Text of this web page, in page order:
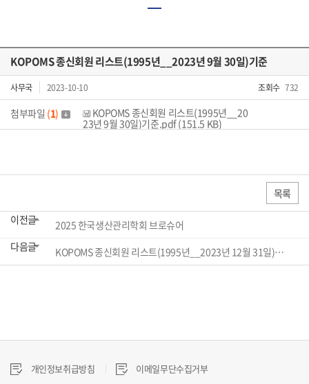
KOPOMS 종신회원 리스트(1995년__2023년 9월 30일)기준
사무국 2023-10-10 조회수 732
첨부파일 (1)
KOPOMS 종신회원 리스트(1995년__20
23년 9월 30일)기준.pdf (151.5 KB)
목록
이전글
2025 한국생산관리학회 브로슈어
다음글
KOPOMS 종신회원 리스트(1995년__2023년 12월 31일)기준
개인정보취급방침 이메일무단수집거부